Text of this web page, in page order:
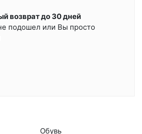
возврат до 30 дней
подошел или Вы просто
Обувь